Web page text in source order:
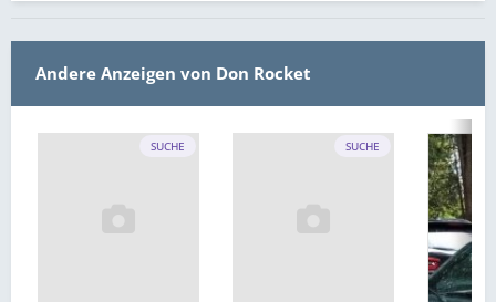
Andere Anzeigen von Don Rocket
SUCHE SUCHE